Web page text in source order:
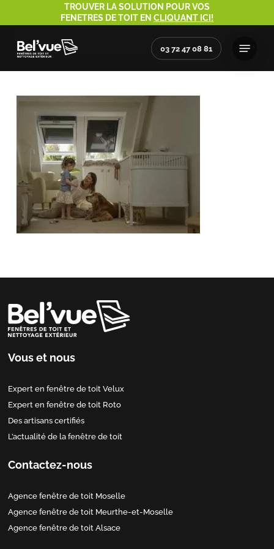
to
main
content
TROUVER LA SOLUTION POUR VOS
FENETRES DE TOIT EN CLIQUANT ICI!
03 72 47 08 81
Vous et nous
Expert en fenêtre de toit Velux
Expert en fenêtre de toit Roto
Des artisans certifiés
L’actualité de la fenêtre de toit
Contactez-nous
Agence fenêtre de toit Moselle
Agence fenêtre de toit Meurthe-et-Moselle
Agence fenêtre de toit Alsace